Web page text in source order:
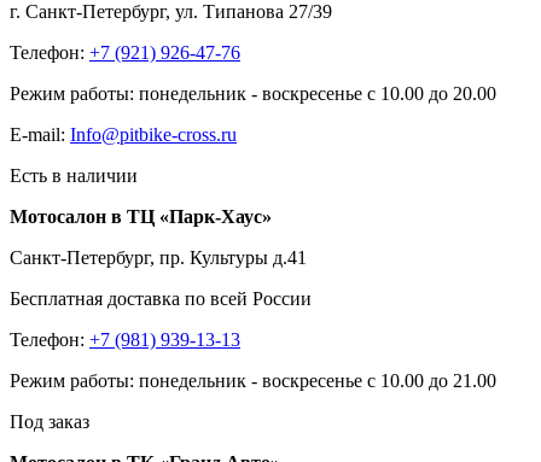
г. Санкт-Петербург, ул. Типанова 27/39
Телефон: +7 (921) 926-47-76
Режим работы: понедельник - воскресенье с 10.00 до 20.00
E-mail: Info@pitbike-cross.ru
Есть в наличии
Мотосалон в ТЦ «Парк-Хаус»
Санкт-Петербург, пр. Культуры д.41
Бесплатная доставка по всей России
Телефон: +7 (981) 939-13-13
Режим работы: понедельник - воскресенье с 10.00 до 21.00
Под заказ